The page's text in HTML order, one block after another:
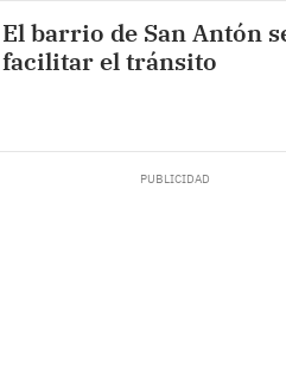
El barrio de San Antón
facilitar el tránsito